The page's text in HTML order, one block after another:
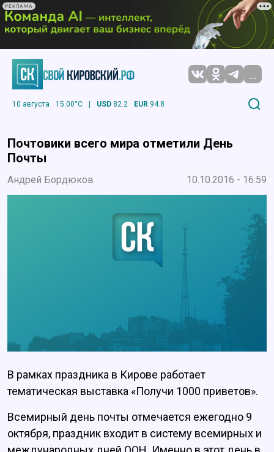
РЕКЛАМА
...
10 августа 15.00°C | USD 82.2 EUR 94.8
Почтовики всего мира отметили День
Почты
Андрей Бордюков 10.10.2016 - 16:59
В рамках праздника в Кирове работает
тематическая выставка «Получи 1000 приветов».
Всемирный день почты отмечается ежегодно 9
октября, праздник входит в систему всемирных и